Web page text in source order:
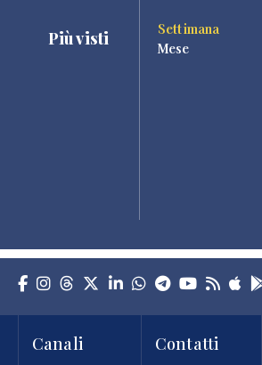
Più visti
Settimana
Mese
Canali Contatti